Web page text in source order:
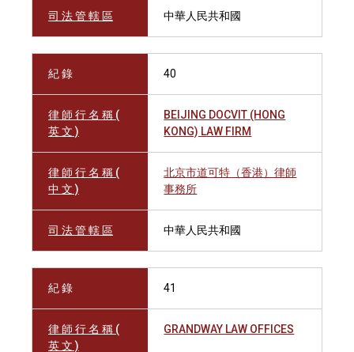
司 法 管 轄 區 中華人民共和國
紀 錄 40
律 師 行 名 稱 (
英 文 )
BEIJING DOCVIT (HONG
KONG) LAW FIRM
律 師 行 名 稱 (
中 文 )
北京市道可特（香港）律師
事務所
司 法 管 轄 區 中華人民共和國
紀 錄 41
律 師 行 名 稱 (
英 文 )
GRANDWAY LAW OFFICES